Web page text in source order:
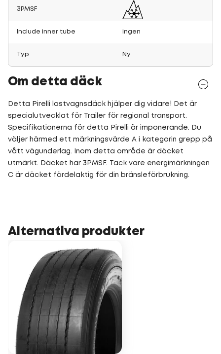
3PMSF
Include inner tube ingen
Typ Ny
Om detta däck
Detta Pirelli lastvagnsdäck hjälper dig vidare! Det är
specialutvecklat för Trailer för regional transport.
Specifikationerna för detta Pirelli är imponerande. Du
väljer härmed ett märkningsvärde A i kategorin grepp på
vått vägunderlag. Inom detta område är däcket
utmärkt. Däcket har 3PMSF. Tack vare energimärkningen
C är däcket fördelaktig för din bränsleförbrukning.
Alternativa produkter